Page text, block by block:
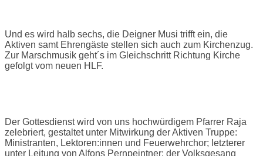
Und es wird halb sechs, die Deigner Musi trifft ein, die
Aktiven samt Ehrengäste stellen sich auch zum Kirchenzug.
Zur Marschmusik geht´s im Gleichschritt Richtung Kirche
gefolgt vom neuen HLF.
Der Gottesdienst wird von uns hochwürdigem Pfarrer Raja
zelebriert, gestaltet unter Mitwirkung der Aktiven Truppe:
Ministranten, Lektoren:innen und Feuerwehrchor; letzterer
unter Leitung von Alfons Pernpeintner; der Volksgesang